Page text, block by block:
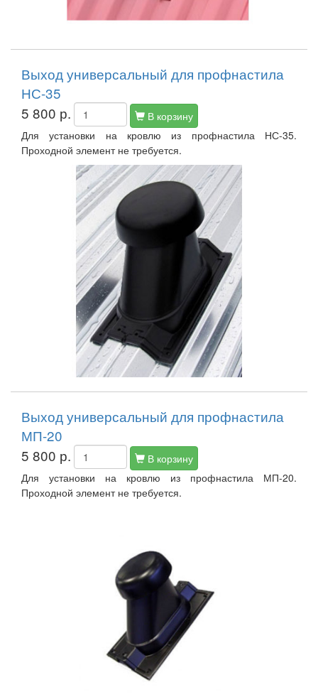
Выход универсальный для профнастила
НС-35
5 800 р.
В корзину
Для установки на кровлю из профнастила НС-35.
Проходной элемент не требуется.
Выход универсальный для профнастила
МП-20
5 800 р.
В корзину
Для установки на кровлю из профнастила МП-20.
Проходной элемент не требуется.